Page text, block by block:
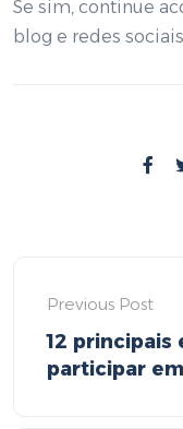
Se sim, continue
blog e redes
Previous Post
12 principais
participar